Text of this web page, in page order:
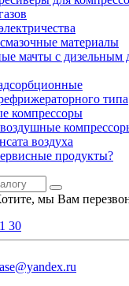
материалы
мачты с дизельным
типа
компрессоры
воздуха
продукты?
мы Вам
30